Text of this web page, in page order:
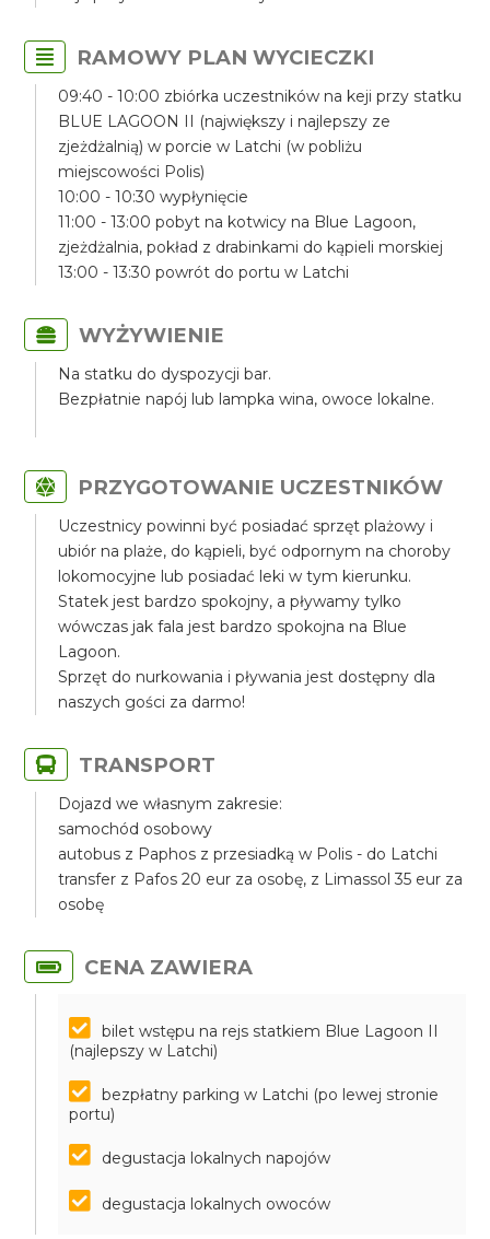
RAMOWY PLAN WYCIECZKI
09:40 - 10:00 zbiórka uczestników na keji przy statku
BLUE LAGOON II (największy i najlepszy ze
zjeżdżalnią) w porcie w Latchi (w pobliżu
miejscowości Polis)
10:00 - 10:30 wypłynięcie
11:00 - 13:00 pobyt na kotwicy na Blue Lagoon,
zjeżdżalnia, pokład z drabinkami do kąpieli morskiej
13:00 - 13:30 powrót do portu w Latchi
WYŻYWIENIE
Na statku do dyspozycji bar.
Bezpłatnie napój lub lampka wina, owoce lokalne.
PRZYGOTOWANIE UCZESTNIKÓW
Uczestnicy powinni być posiadać sprzęt plażowy i
ubiór na plaże, do kąpieli, być odpornym na choroby
lokomocyjne lub posiadać leki w tym kierunku.
Statek jest bardzo spokojny, a pływamy tylko
wówczas jak fala jest bardzo spokojna na Blue
Lagoon.
Sprzęt do nurkowania i pływania jest dostępny dla
naszych gości za darmo!
TRANSPORT
Dojazd we własnym zakresie:
samochód osobowy
autobus z Paphos z przesiadką w Polis - do Latchi
transfer z Pafos 20 eur za osobę, z Limassol 35 eur za
osobę
CENA ZAWIERA
bilet wstępu na rejs statkiem Blue Lagoon II
(najlepszy w Latchi)
bezpłatny parking w Latchi (po lewej stronie
portu)
degustacja lokalnych napojów
degustacja lokalnych owoców